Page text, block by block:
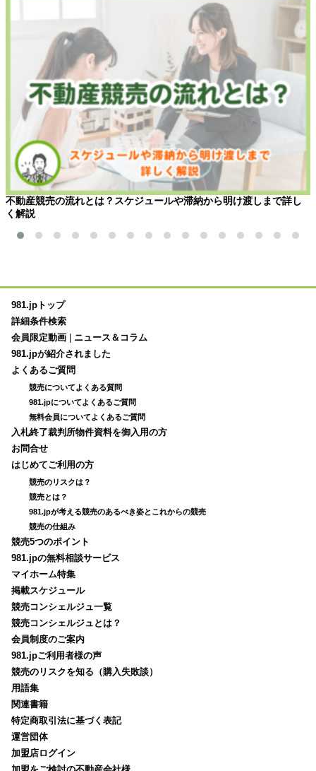
不動産競売の流れとは？スケジュールや滞納から明け渡しまで詳し
く解説
981.jpトップ
詳細条件検索
会員限定動画
ニュース＆コラム
981.jpが紹介されました
よくあるご質問
競売についてよくある質問
981.jpについてよくあるご質問
無料会員についてよくあるご質問
入札終了裁判所物件資料を御入用の方
お問合せ
はじめてご利用の方
競売のリスクは？
競売とは？
981.jpが考える競売のあるべき姿とこれからの競売
競売の仕組み
競売5つのポイント
981.jpの無料相談サービス
マイホーム特集
掲載スケジュール
競売コンシェルジュ一覧
競売コンシェルジュとは？
会員制度のご案内
981.jpご利用者様の声
競売のリスクを知る（購入失敗談）
用語集
関連書籍
特定商取引法に基づく表記
運営団体
加盟店ログイン